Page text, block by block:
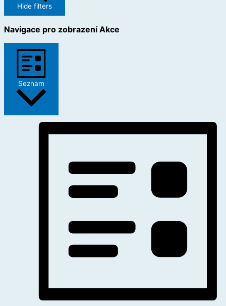
Hide filters
Navigace pro zobrazení Akce
Seznam